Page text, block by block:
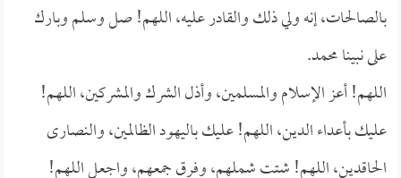
بالصالحات، إنه ولي ذلك والقادر عليه، اللهم! صل وسلم وبارك
على نبينا محمد.
اللهم! أعز الإسلام والمسلمين، وأذل الشرك والمشركين، اللهم!
عليك بأعداء الدين، اللهم! عليك باليهود الظالمين، والنصارى
الحاقدين، اللهم! شتت شملهم، وفرق جمعهم، واجعل اللهم!